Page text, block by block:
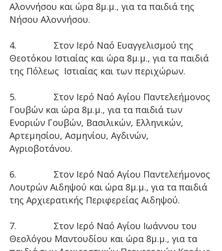
Αλοννήσου και ώρα 8μ.μ., για τα παιδιά της
Νήσου Αλοννήσου.
4. Στον Ιερό Ναό Ευαγγελισμού της
Θεοτόκου Ιστιαίας και ώρα 8μ.μ., για τα παιδιά
της Πόλεως Ιστιαίας και των περιχώρων.
5. Στον Ιερό Ναό Αγίου Παντελεήμονος
Γουβών και ώρα 8μ.μ., για τα παιδιά των
Ενοριών Γουβών, Βασιλικών, Ελληνικών,
Αρτεμησίου, Ασμηνίου, Αγδινών,
Αγριοβοτάνου.
6. Στον Ιερό Ναό Αγίου Παντελεήμονος
Λουτρών Αιδηψού και ώρα 8μ.μ., για τα παιδιά
της Αρχιερατικής Περιφερείας Αιδηψού.
7. Στον Ιερό Ναό Αγίου Ιωάννου του
Θεολόγου Μαντουδίου και ώρα 8μ.μ., για τα